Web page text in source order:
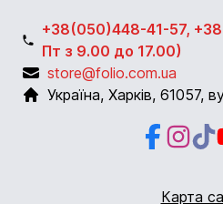
+38(050)448-41-57,
Пт з 9.00 до 17.00)
store@folio.com.ua
Україна, Харків, 61057,
Facebook
Карта